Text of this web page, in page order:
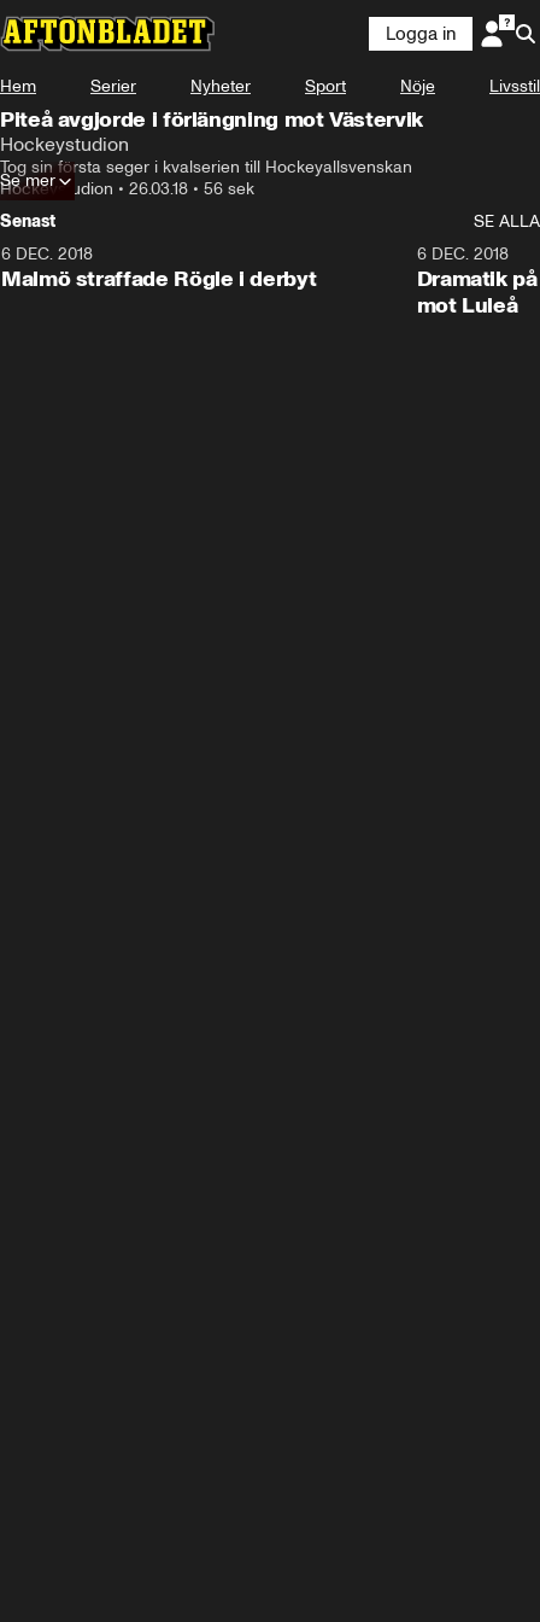
Logga in
Hem Serier Nyheter Sport Nöje Livsstil
Piteå avgjorde i förlängning mot Västervik
Hockeystudion
Tog sin första seger i kvalserien till Hockeyallsvenskan
Hockeystudion • 26.03.18 • 56 sek
Se mer
Senast
SE ALLA
6 DEC. 2018
Malmö straffade Rögle i derbyt
6 DEC. 2018
Dramatik
mot Luleå